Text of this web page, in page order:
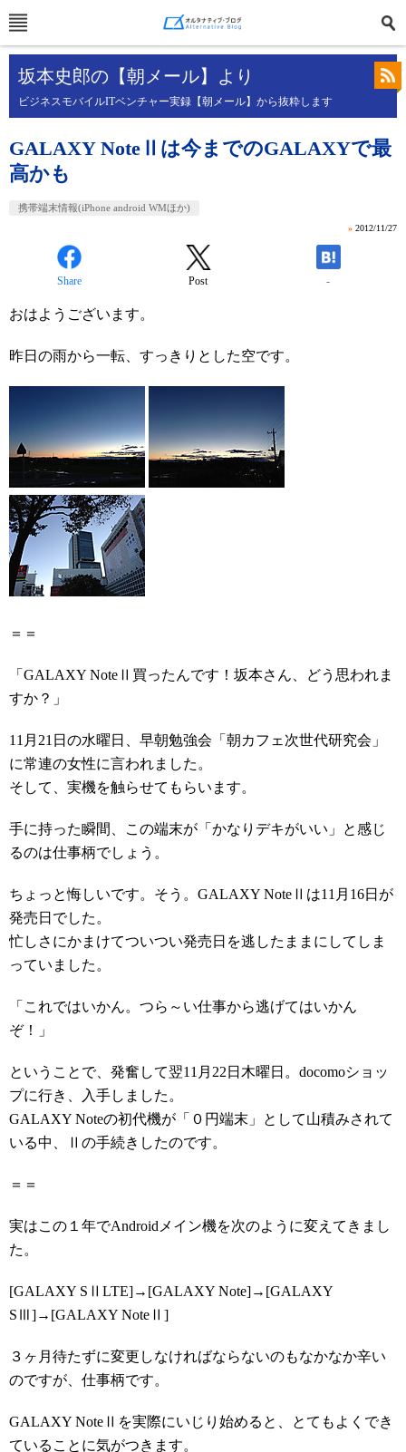
坂本史郎の【朝メール】より
ビジネスモバイルITベンチャー実録【朝メール】から抜粋します
GALAXY NoteⅡは今までのGALAXYで最
高かも
携帯端末情報(iPhone android WMほか)
» 2012/11/27
Share Post -
おはようございます。
昨日の雨から一転、すっきりとした空です。
＝＝
「GALAXY NoteⅡ買ったんです！坂本さん、どう思われま
すか？」
11月21日の水曜日、早朝勉強会「朝カフェ次世代研究会」
に常連の女性に言われました。
そして、実機を触らせてもらいます。
手に持った瞬間、この端末が「かなりデキがいい」と感じ
るのは仕事柄でしょう。
ちょっと悔しいです。そう。GALAXY NoteⅡは11月16日が
発売日でした。
忙しさにかまけてついつい発売日を逃したままにしてしま
っていました。
「これではいかん。つら～い仕事から逃げてはいかん
ぞ！」
ということで、発奮して翌11月22日木曜日。docomoショッ
プに行き、入手しました。
GALAXY Noteの初代機が「０円端末」として山積みされて
いる中、Ⅱの手続きしたのです。
＝＝
実はこの１年でAndroidメイン機を次のように変えてきまし
た。
[GALAXY SⅡLTE]→[GALAXY Note]→[GALAXY
SⅢ]→[GALAXY NoteⅡ]
３ヶ月待たずに変更しなければならないのもなかなか辛い
のですが、仕事柄です。
GALAXY NoteⅡを実際にいじり始めると、とてもよくでき
ていることに気がつきます。